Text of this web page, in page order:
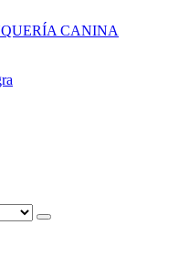
CANINA